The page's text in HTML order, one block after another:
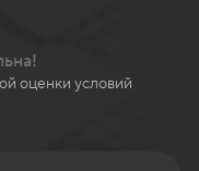
оценки условий